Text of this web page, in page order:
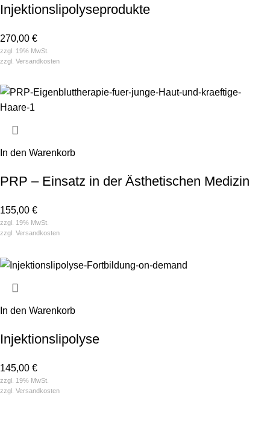
Injektionslipolyseprodukte
270,00 €
zzgl. 19% MwSt.
zzgl. Versandkosten
In den Warenkorb
PRP – Einsatz in der Ästhetischen Medizin
155,00 €
zzgl. 19% MwSt.
zzgl. Versandkosten
In den Warenkorb
Injektions­­lipolyse
145,00 €
zzgl. 19% MwSt.
zzgl. Versandkosten